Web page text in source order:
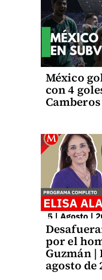
México
con 4
por el
Guzmán |
agosto de